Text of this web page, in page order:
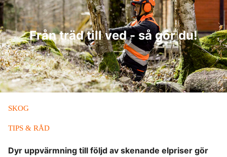
Från träd till ved - så gör du!
SKOG
TIPS & RÅD
Dyr uppvärmning till följd av skenande elpriser gör